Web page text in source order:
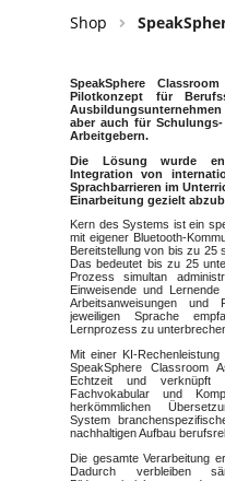
Shop